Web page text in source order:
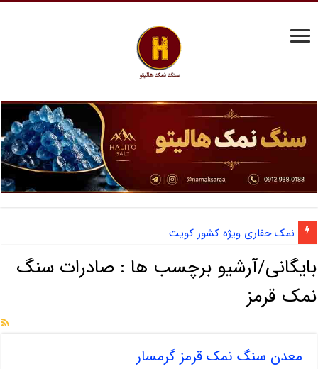
نمک حفاری ویژه کشور کویت
آشنایی با نمک دانه شکری و مزایای صادرات نمک صنعتی
بایگانی/آرشیو برچسب ها : صادرات سنگ
نمک قرمز
معدن سنگ نمک قرمز گرمسار